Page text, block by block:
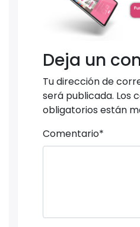
Deja un
Tu dirección de
será publicada. Los
obligatorios están
Comentario*